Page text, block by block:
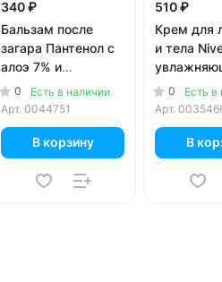
340 ₽
Бальзам после
загара Пантенол с
алоэ 7% и
витамином E 90 мл
0
Есть в наличии
Арт. 0044751
В корзину
510 ₽
Крем для
и тела
0
Есть в
Арт.
В